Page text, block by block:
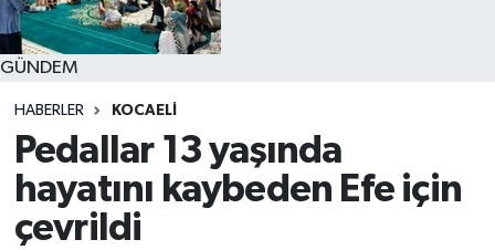
GÜNDEM
HABERLER KOCAELI
Pedallar 13 yaşında
hayatını kaybeden Efe için
çevrildi